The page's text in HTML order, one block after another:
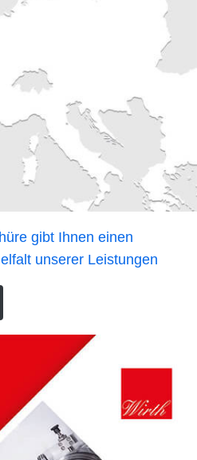
gibt Ihnen einen
unserer Leistungen